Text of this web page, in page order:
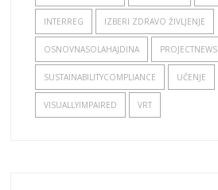
INTERREG IZBERI ZDRAVO ŽIVLJENJE
OSNOVNASOLAHAJDINA PROJECTNEWS
SUSTAINABILITYCOMPLIANCE UČENJE
VISUALLYIMPAIRED VRT